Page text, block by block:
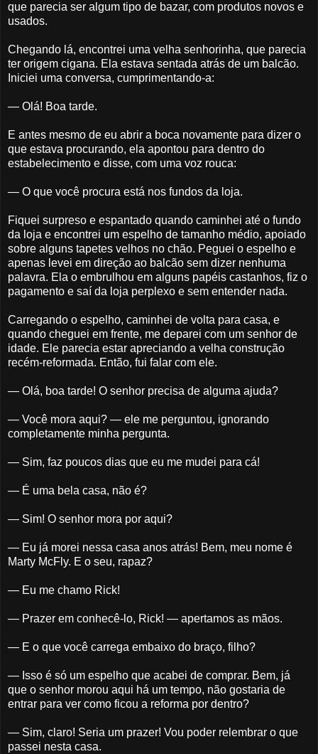
que parecia ser algum tipo de bazar, com produtos novos e
usados.
Chegando lá, encontrei uma velha senhorinha, que parecia
ter origem cigana. Ela estava sentada atrás de um balcão.
Iniciei uma conversa, cumprimentando-a:
— Olá! Boa tarde.
E antes mesmo de eu abrir a boca novamente para dizer o
que estava procurando, ela apontou para dentro do
estabelecimento e disse, com uma voz rouca:
— O que você procura está nos fundos da loja.
Fiquei surpreso e espantado quando caminhei até o fundo
da loja e encontrei um espelho de tamanho médio, apoiado
sobre alguns tapetes velhos no chão. Peguei o espelho e
apenas levei em direção ao balcão sem dizer nenhuma
palavra. Ela o embrulhou em alguns papéis castanhos, fiz o
pagamento e saí da loja perplexo e sem entender nada.
Carregando o espelho, caminhei de volta para casa, e
quando cheguei em frente, me deparei com um senhor de
idade. Ele parecia estar apreciando a velha construção
recém-reformada. Então, fui falar com ele.
— Olá, boa tarde! O senhor precisa de alguma ajuda?
— Você mora aqui? — ele me perguntou, ignorando
completamente minha pergunta.
— Sim, faz poucos dias que eu me mudei para cá!
— É uma bela casa, não é?
— Sim! O senhor mora por aqui?
— Eu já morei nessa casa anos atrás! Bem, meu nome é
Marty McFly. E o seu, rapaz?
— Eu me chamo Rick!
— Prazer em conhecê-lo, Rick! — apertamos as mãos.
— E o que você carrega embaixo do braço, filho?
— Isso é só um espelho que acabei de comprar. Bem, já
que o senhor morou aqui há um tempo, não gostaria de
entrar para ver como ficou a reforma por dentro?
— Sim, claro! Seria um prazer! Vou poder relembrar o que
passei nesta casa.